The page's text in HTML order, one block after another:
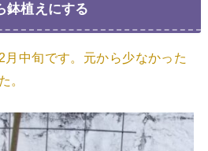
鉢植えにする
中旬です。元から少なかった
。